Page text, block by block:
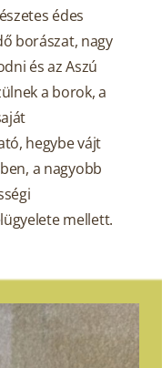
édes
borászat, nagy
és az Aszú
a borok, a
hegybe vájt
a nagyobb
mellett.